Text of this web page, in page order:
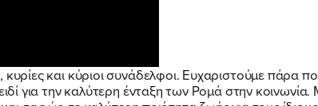
και κύριοι συνάδελφοι. Ευχαριστούμε πάρα
για την καλύτερη ένταξη των Ρομά στην